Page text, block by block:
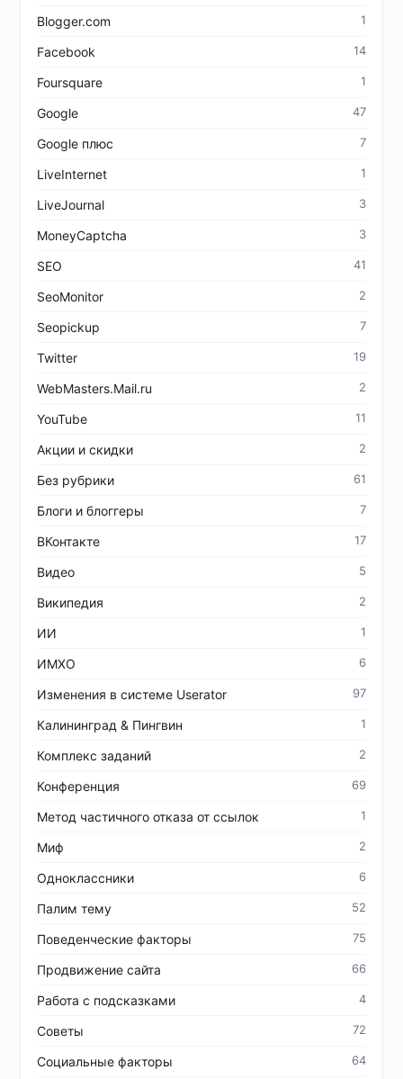
Blogger.com 1
Facebook 14
Foursquare 1
Google 47
Google плюс 7
LiveInternet 1
LiveJournal 3
MoneyCaptcha 3
SEO 41
SeoMonitor 2
Seopickup 7
Twitter 19
WebMasters.Mail.ru 2
YouTube 11
Акции и скидки 2
Без рубрики 61
Блоги и блоггеры 7
ВКонтакте 17
Видео 5
Википедия 2
ИИ 1
ИМХО 6
Изменения в системе Userator 97
Калининград & Пингвин 1
Комплекс заданий 2
Конференция 69
Метод частичного отказа от ссылок 1
Миф 2
Одноклассники 6
Палим тему 52
Поведенческие факторы 75
Продвижение сайта 66
Работа с подсказками 4
Советы 72
Социальные факторы 64